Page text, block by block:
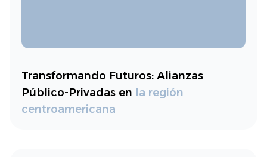
Transformando Futuros: Alianzas
Público-Privadas en la región
centroamericana